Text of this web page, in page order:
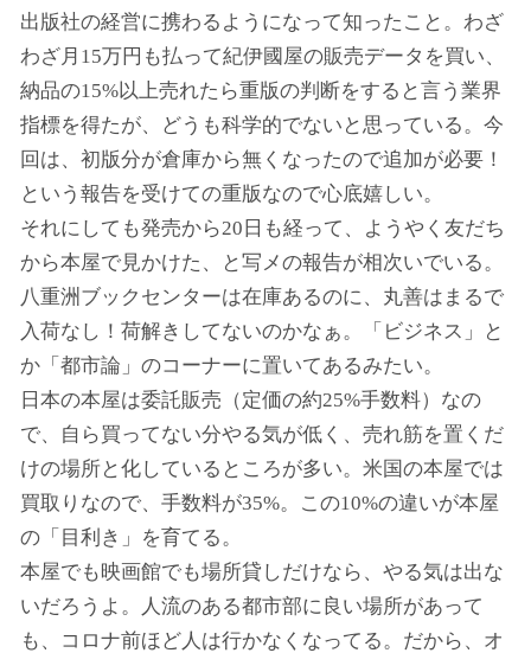
出版社の経営に携わるようになって知ったこと。わざ
わざ月15万円も払って紀伊國屋の販売データを買い、
納品の15%以上売れたら重版の判断をすると言う業界
指標を得たが、どうも科学的でないと思っている。今
回は、初版分が倉庫から無くなったので追加が必要！
という報告を受けての重版なので心底嬉しい。
それにしても発売から20日も経って、ようやく友だち
から本屋で見かけた、と写メの報告が相次いでいる。
八重洲ブックセンターは在庫あるのに、丸善はまるで
入荷なし！荷解きしてないのかなぁ。「ビジネス」と
か「都市論」のコーナーに置いてあるみたい。
日本の本屋は委託販売（定価の約25%手数料）なの
で、自ら買ってない分やる気が低く、売れ筋を置くだ
けの場所と化しているところが多い。米国の本屋では
買取りなので、手数料が35%。この10%の違いが本屋
の「目利き」を育てる。
本屋でも映画館でも場所貸しだけなら、やる気は出な
いだろうよ。人流のある都市部に良い場所があって
も、コロナ前ほど人は行かなくなってる。だから、オ